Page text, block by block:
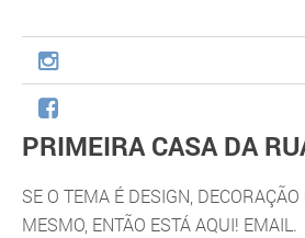
PRIMEIRA CASA DA
SE O TEMA É DESIGN,
MESMO, ENTÃO ESTÁ AQUI! EMAIL.